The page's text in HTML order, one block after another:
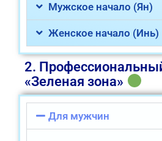
Мужское начало (Ян)
Женское начало (Инь)
2.
«Зеленая зона»
Для мужчин